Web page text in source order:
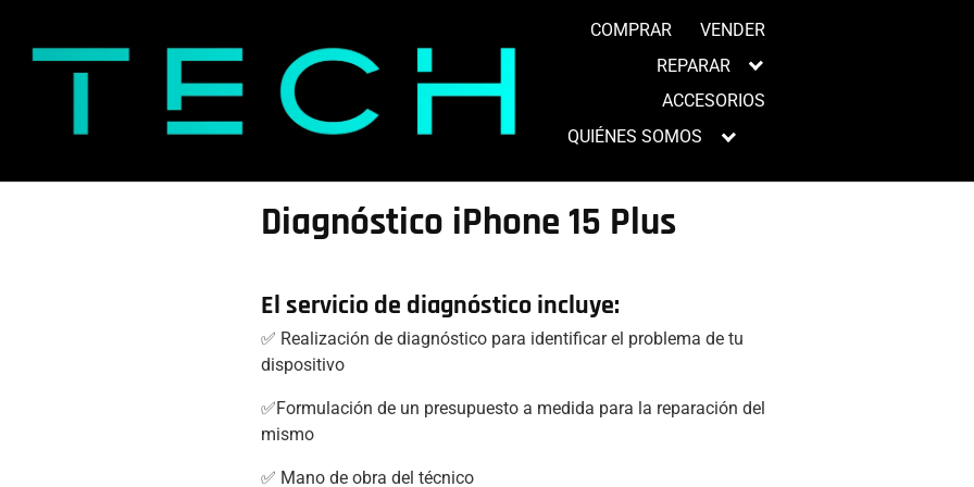
COMPRAR
VENDER
REPARAR
ACCESORIOS
QUIÉNES SOMOS
Diagnóstico iPhone 15 Plus
El servicio de diagnóstico incluye:
✅ Realización de diagnóstico para identificar el problema de tu
dispositivo
✅Formulación de un presupuesto a medida para la reparación del
mismo
✅ Mano de obra del técnico